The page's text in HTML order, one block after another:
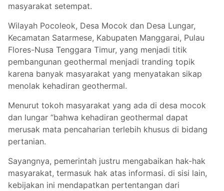
masyarakat setempat.
Wilayah Pocoleok, Desa Mocok dan Desa Lungar,
Kecamatan Satarmese, Kabupaten Manggarai, Pulau
Flores-Nusa Tenggara Timur, yang menjadi titik
pembangunan geothermal menjadi tranding topik
karena banyak masyarakat yang menyatakan sikap
menolak kehadiran geothermal.
Menurut tokoh masyarakat yang ada di desa mocok
dan lungar “bahwa kehadiran geothermal dapat
merusak mata pencaharian terlebih khusus di bidang
pertanian.
Sayangnya, pemerintah justru mengabaikan hak-hak
masyarakat, termasuk hak atas informasi. di sisi lain,
kebijakan ini mendapatkan pertentangan dari